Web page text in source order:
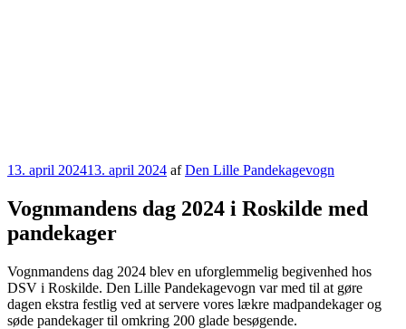
Udgivet
13. april 202413. april 2024 afDen Lille Pandekagevogn
Vognmandens dag 2024 i Roskilde med
pandekager
Vognmandens dag 2024 blev en uforglemmelig begivenhed hos
DSV i Roskilde. Den Lille Pandekagevogn var med til at gøre
dagen ekstra festlig ved at servere vores lækre madpandekager og
søde pandekager til omkring 200 glade besøgende.